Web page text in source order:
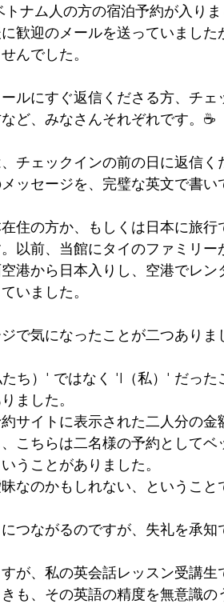
ース 恵我ノ荘駅 サンドイッチ
ナム人の方の宿泊予約が入りま
歓迎のメールを送っていました
んでした。
ルにすぐ返信くださる方、チ
ど、みなさんそれぞれです。☕
チェックインの前の日に返信く
ッセージを、完璧な英文で書い
住の方か、もしくは日本に旅行
以前、当館にタイのファミリー
港から日本入りし、空港でレン
いました。
で気になったことが二つありま
ち）' ではなく 'I（私）' だった
ました。
サイトに表示された二人分の金
こちらは二名様の予約としてベ
うことがありました。
なのかもしれない、ということ
つながるのですが、失礼を承知
が、私の英会話レッスン受講生
も、その英語の精度を無意識の